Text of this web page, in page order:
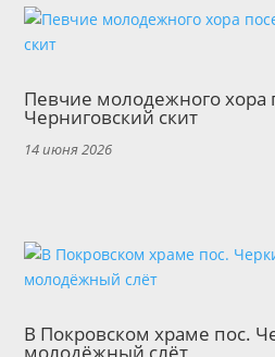
Певчие молодежного хора
Черниговский скит
14 июня 2026
В Покровском храме пос.